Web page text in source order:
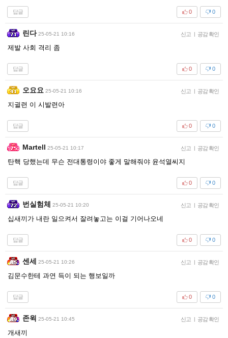
답글 0
0
린다 25-05-21 10:16 신고 | 공감 확인
제발 사회 격리 좀
답글 0
0
오요요 25-05-21 10:16 신고 | 공감 확인
지귈련 이 시발련아
답글 0
0
Martell 25-05-21 10:17 신고 | 공감 확인
탄핵 당했는데 무슨 전대통령이야 좋게 말해줘야 윤석열씨지
답글 0
0
번실험체 25-05-21 10:20 신고 | 공감 확인
십새끼가 내란 일으켜서 잘려놓고는 이걸 기어나오네
답글 0
0
센세 25-05-21 10:26 신고 | 공감 확인
김문수한테 과연 득이 되는 행보일까
답글 0
0
존윅 25-05-21 10:45 신고 | 공감 확인
개새끼